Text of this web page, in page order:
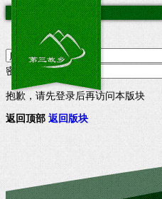
密码
抱歉，请先登录后再访问本版块
返回顶部 返回版块